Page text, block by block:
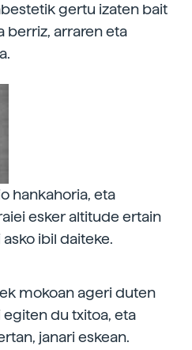
gertu izaten bait
berriz, arraren eta
hankahoria, eta
esker altitude ertain
ibil daiteke.
mokoan ageri duten
du txitoa, eta
janari eskean.